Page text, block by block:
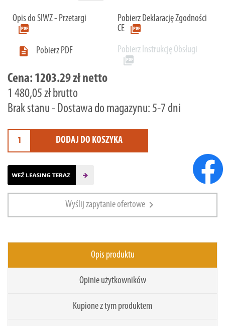
Opis do SIWZ - Przetargi
picture_as_pdf
Pobierz Deklarację Zgodności
CE picture_as_pdf

Pobierz PDF Pobierz Instrukcję Obsługi
picture_as_pdf
Cena: 1203.29 zł netto
1 480,05 zł brutto
Brak stanu - Dostawa do magazynu: 5-7 dni
DODAJ DO KOSZYKA
Wyślij zapytanie ofertowe chevron_right
Opis produktu
Opinie użytkowników
Kupione z tym produktem